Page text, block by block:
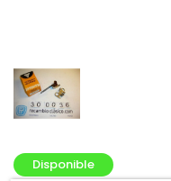
Disponible